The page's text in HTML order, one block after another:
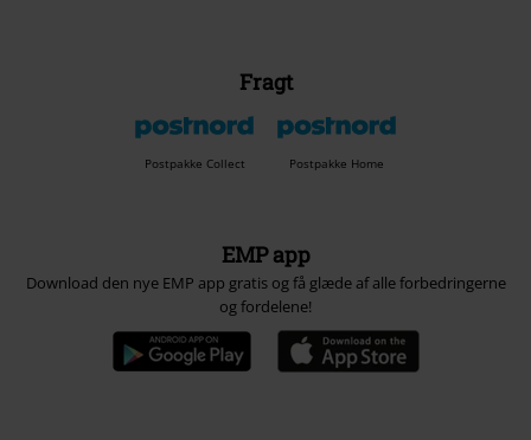
Fragt
Postpakke Collect Postpakke Home
EMP app
Download den nye EMP app gratis og få glæde af alle forbedringerne
og fordelene!